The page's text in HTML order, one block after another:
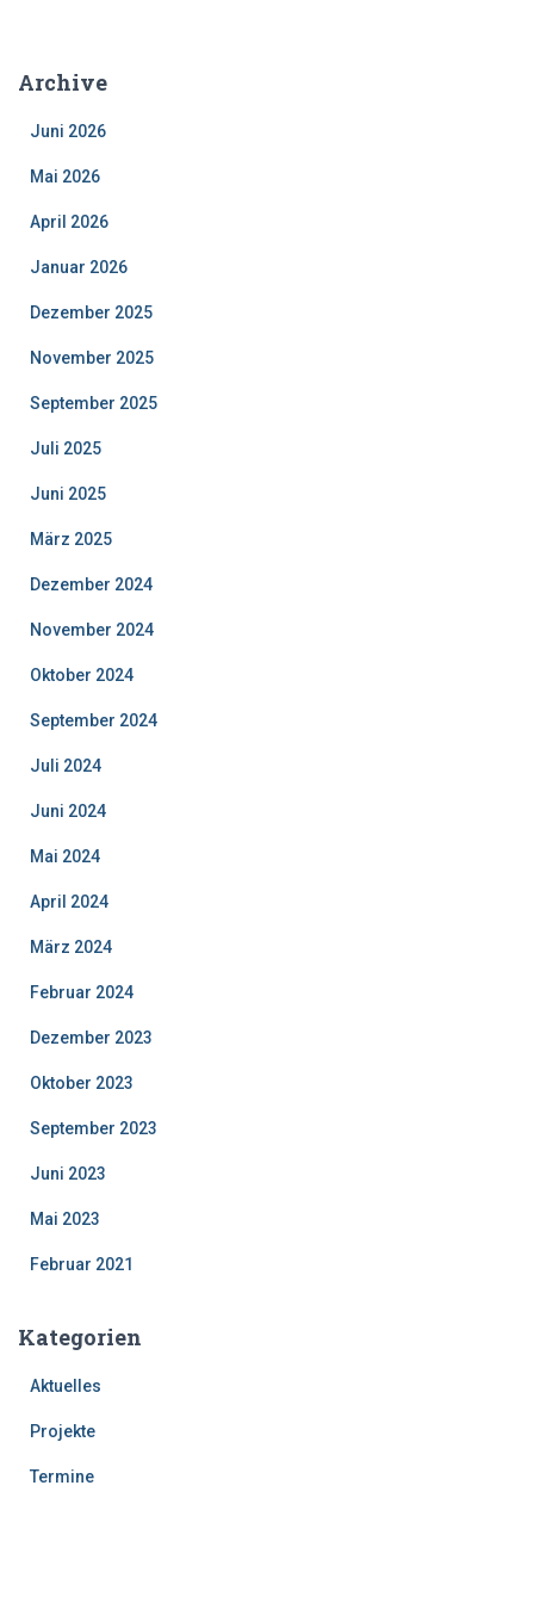
n
Archive
Juni 2026
Mai 2026
April 2026
Januar 2026
Dezember 2025
November 2025
September 2025
Juli 2025
Juni 2025
März 2025
Dezember 2024
November 2024
Oktober 2024
September 2024
Juli 2024
Juni 2024
Mai 2024
April 2024
März 2024
Februar 2024
Dezember 2023
Oktober 2023
September 2023
Juni 2023
Mai 2023
Februar 2021
Kategorien
Aktuelles
Projekte
Termine